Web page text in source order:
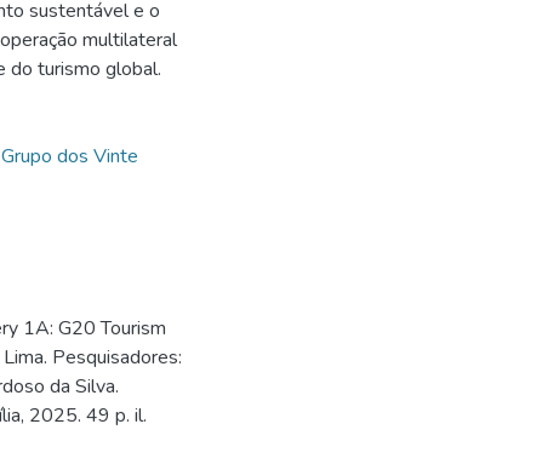
sustentável e o
multilateral
do turismo global.
Grupo dos Vinte
1A: G20 Tourism
Pesquisadores:
da Silva.
2025. 49 p. il.